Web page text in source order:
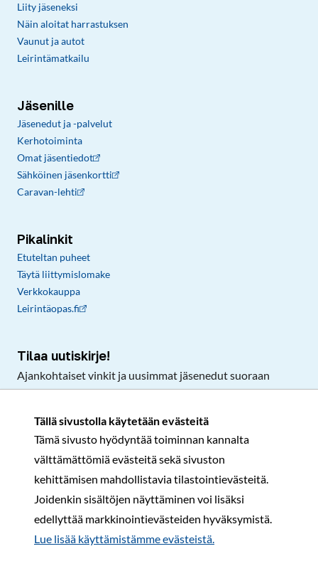
Tällä sivustolla käytetään evästeitä
Tämä sivusto hyödyntää toiminnan kannalta
välttämättömiä evästeitä sekä sivuston
kehittämisen mahdollistavia tilastointievästeitä.
Joidenkin sisältöjen näyttäminen voi lisäksi
edellyttää markkinointievästeiden hyväksymistä.
Lue lisää käyttämistämme evästeistä.​​​​​​
Liity jäseneksi
Näin aloitat harrastuksen
Vaunut ja autot
Leirintämatkailu
Jäsenille
Jäsenedut ja -palvelut
Kerhotoiminta
Omat jäsentiedot
Sähköinen jäsenkortti
Caravan-lehti
Pikalinkit
Etuteltan puheet
Täytä liittymislomake
Verkkokauppa
Leirintäopas.fi
Tilaa uutiskirje!
Ajankohtaiset vinkit ja uusimmat jäsenedut suoraan
Rekisteri- ja tietosuojaselosteSopimusehdot